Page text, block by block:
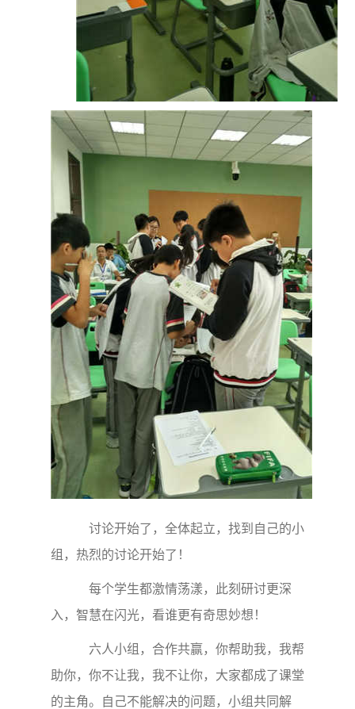
讨论开始了，全体起立，找到自己的小
组，热烈的讨论开始了！
每个学生都激情荡漾，此刻研讨更深
入，智慧在闪光，看谁更有奇思妙想！
六人小组，合作共赢，你帮助我，我帮
助你，你不让我，我不让你，大家都成了课堂
的主角。自己不能解决的问题，小组共同解